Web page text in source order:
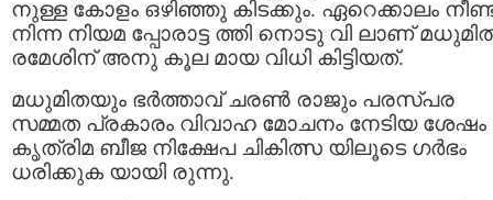
നുള്ള കോളം ഒഴിഞ്ഞു കിടക്കും. ഏറെക്കാലം
നിന്ന നിയമ പ്പോരാട്ട ത്തി നൊടു വി ലാണ്
രമേശിന് അനു കൂല മായ വിധി കിട്ടിയത്.
മധുമിതയും ഭർത്താവ് ചരൺ രാജും പരസ്പര
സമ്മത പ്രകാരം വിവാഹ മോചനം നേടിയ ശേഷം
കൃത്രിമ ബീജ നിക്ഷേപ ചികിത്സ യിലൂടെ ഗർഭം
ധരിക്കുക യായി രുന്നു.